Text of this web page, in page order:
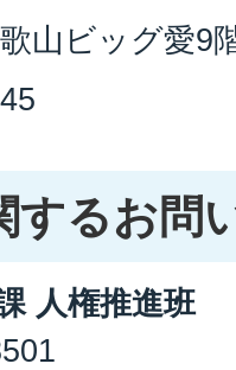
山ビッグ愛9
するお問
人権推進班